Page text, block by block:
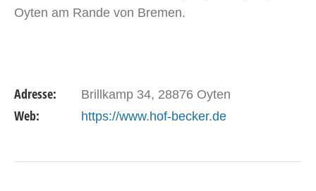
Oyten am Rande von Bremen.
Adresse: Brillkamp 34, 28876 Oyten
Web: https://www.hof-becker.de